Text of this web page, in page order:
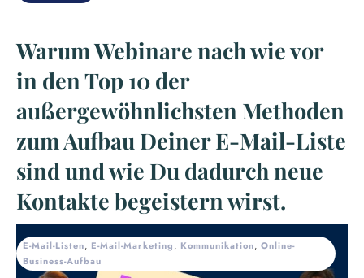
Warum Webinare nach wie vor
in den Top 10 der
außergewöhnlichsten Methoden
zum Aufbau Deiner E-Mail-Liste
sind und wie Du dadurch neue
Kontakte begeistern wirst.
E-Mail-Listen, E-Mail-Marketing, Kommunikation, Online-
Business-Aufbau